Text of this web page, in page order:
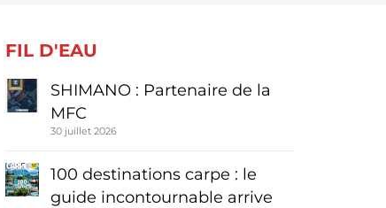
FIL D'EAU
SHIMANO : Partenaire de la
MFC
30 juillet 2026
100 destinations carpe : le
guide incontournable arrive